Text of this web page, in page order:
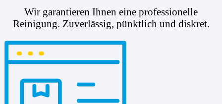
Wir garantieren Ihnen eine professionelle
Reinigung. Zuverlässig, pünktlich und diskret.